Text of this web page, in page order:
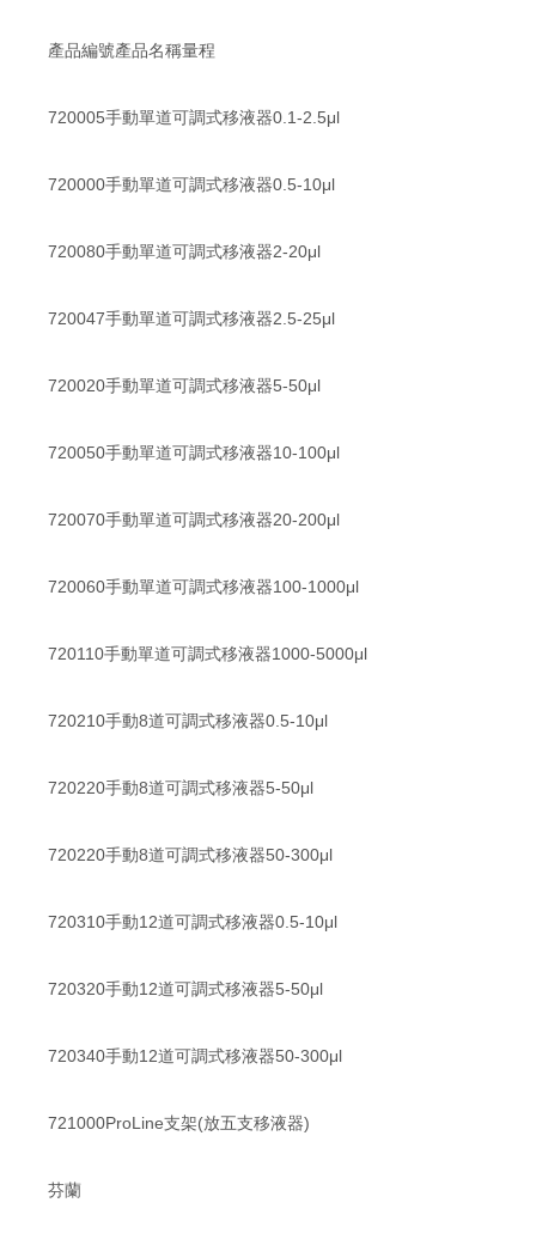
產品編號產品名稱量程
720005手動單道可調式移液器0.1-2.5μl
720000手動單道可調式移液器0.5-10μl
720080手動單道可調式移液器2-20μl
720047手動單道可調式移液器2.5-25μl
720020手動單道可調式移液器5-50μl
720050手動單道可調式移液器10-100μl
720070手動單道可調式移液器20-200μl
720060手動單道可調式移液器100-1000μl
720110手動單道可調式移液器1000-5000μl
720210手動8道可調式移液器0.5-10μl
720220手動8道可調式移液器5-50μl
720220手動8道可調式移液器50-300μl
720310手動12道可調式移液器0.5-10μl
720320手動12道可調式移液器5-50μl
720340手動12道可調式移液器50-300μl
721000ProLine支架(放五支移液器)
芬蘭